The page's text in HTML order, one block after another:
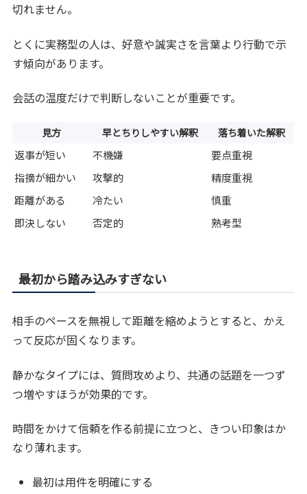
切れません。
とくに実務型の人は、好意や誠実さを言葉より行動で示
す傾向があります。
会話の温度だけで判断しないことが重要です。
見方 早とちりしやすい解釈 落ち着いた解釈
返事が短い 不機嫌
要点重視
指摘が細かい
攻撃的
精度重視
距離がある
冷たい
慎重
即決しない
否定的 熟考型
最初から踏み込みすぎない
相手のペースを無視して距離を縮めようとすると、かえ
って反応が固くなります。
静かなタイプには、質問攻めより、共通の話題を一つず
つ増やすほうが効果的です。
時間をかけて信頼を作る前提に立つと、きつい印象はか
なり薄れます。
最初は用件を明確にする